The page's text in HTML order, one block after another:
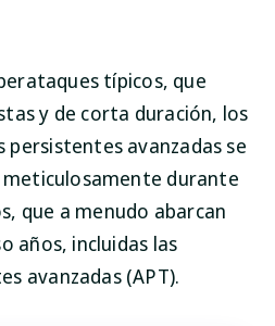
típicos, que
y de corta duración, los
persistentes avanzadas se
durante
que a menudo abarcan
años, incluidas las
avanzadas (APT).